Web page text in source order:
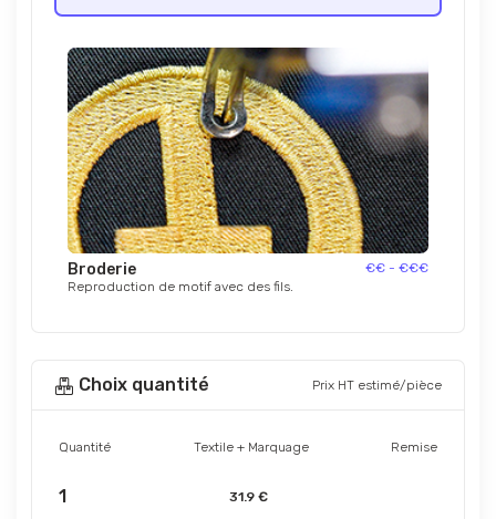
Broderie
€€ - €€€
Reproduction de motif avec des fils.
Choix quantité Prix HT estimé/pièce
Quantité Textile + Marquage Remise
1 31.9 €